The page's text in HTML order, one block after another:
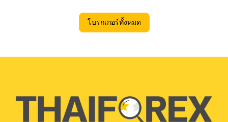
โบรกเกอร์ทั้งหมด